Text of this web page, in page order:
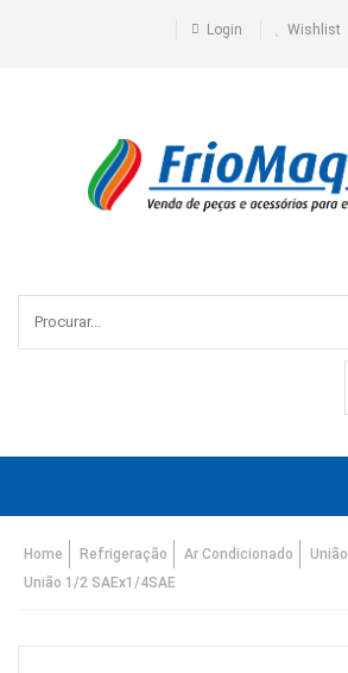
Login Wishlist
Home Refrigeração Ar Condicionado
União
União 1/2 SAEx1/4SAE